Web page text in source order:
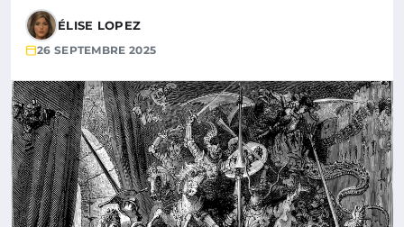
ÉLISE LOPEZ
26 SEPTEMBRE 2025